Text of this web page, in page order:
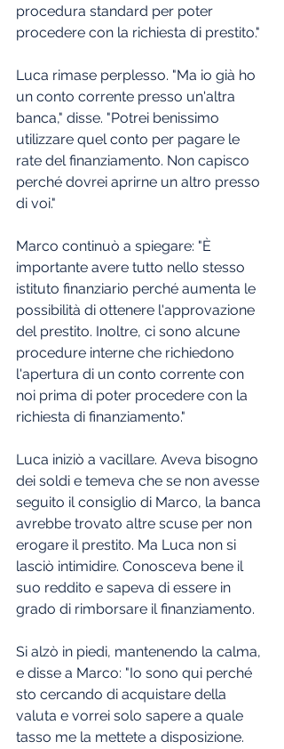
procedura standard per poter
procedere con la richiesta di prestito."
Luca rimase perplesso. "Ma io già ho
un conto corrente presso un'altra
banca," disse. "Potrei benissimo
utilizzare quel conto per pagare le
rate del finanziamento. Non capisco
perché dovrei aprirne un altro presso
di voi."
Marco continuò a spiegare: "È
importante avere tutto nello stesso
istituto finanziario perché aumenta le
possibilità di ottenere l'approvazione
del prestito. Inoltre, ci sono alcune
procedure interne che richiedono
l'apertura di un conto corrente con
noi prima di poter procedere con la
richiesta di finanziamento."
Luca iniziò a vacillare. Aveva bisogno
dei soldi e temeva che se non avesse
seguito il consiglio di Marco, la banca
avrebbe trovato altre scuse per non
erogare il prestito. Ma Luca non si
lasciò intimidire. Conosceva bene il
suo reddito e sapeva di essere in
grado di rimborsare il finanziamento.
Si alzò in piedi, mantenendo la calma,
e disse a Marco: "Io sono qui perché
sto cercando di acquistare della
valuta e vorrei solo sapere a quale
tasso me la mettete a disposizione.